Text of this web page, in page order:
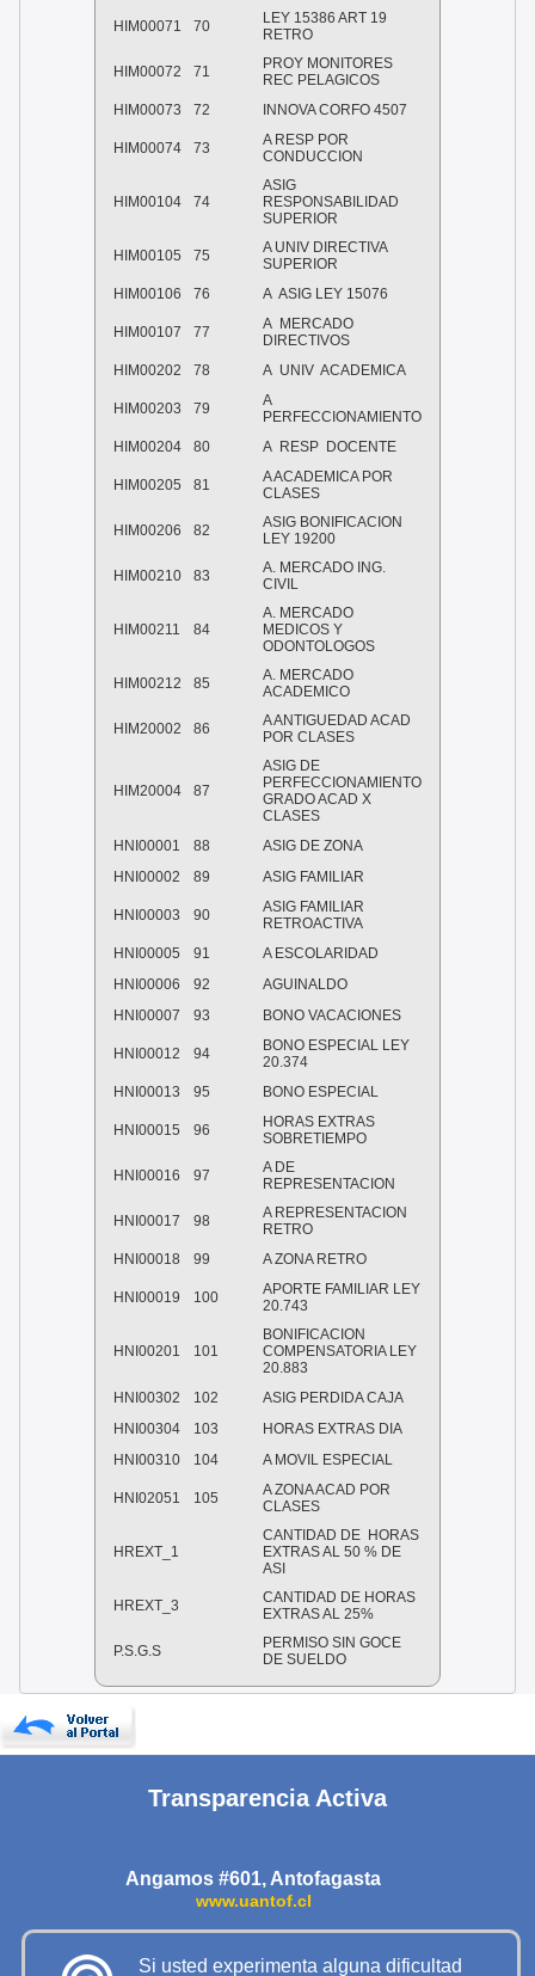
HIM00071 70
LEY 15386 ART 19
RETRO
HIM00072 71
PROY MONITORES
REC PELAGICOS
HIM00073
72 INNOVA CORFO 4507
HIM00074 73
A RESP POR
CONDUCCION
HIM00104 74
ASIG
RESPONSABILIDAD
SUPERIOR
HIM00105 75
A UNIV DIRECTIVA
SUPERIOR
HIM00106
76 A ASIG LEY 15076
HIM00107 77
A MERCADO
DIRECTIVOS
HIM00202
78 A UNIV ACADEMICA
HIM00203 79
A
PERFECCIONAMIENTO
HIM00204
80 A RESP DOCENTE
HIM00205 81
A ACADEMICA POR
CLASES
HIM00206 82
ASIG BONIFICACION
LEY 19200
HIM00210 83
A. MERCADO ING.
CIVIL
HIM00211 84
A. MERCADO
MEDICOS Y
ODONTOLOGOS
HIM00212 85
A. MERCADO
ACADEMICO
HIM20002 86
A ANTIGUEDAD ACAD
POR CLASES
HIM20004 87
ASIG DE
PERFECCIONAMIENTO
GRADO ACAD X
CLASES
HNI00001
88
ASIG DE ZONA
HNI00002
89 ASIG FAMILIAR
HNI00003 90
ASIG FAMILIAR
RETROACTIVA
HNI00005
91
A ESCOLARIDAD
HNI00006
92
AGUINALDO
HNI00007
93 BONO VACACIONES
HNI00012 94
BONO ESPECIAL LEY
20.374
HNI00013
95 BONO ESPECIAL
HNI00015 96
HORAS EXTRAS
SOBRETIEMPO
HNI00016 97
A DE
REPRESENTACION
HNI00017 98
A REPRESENTACION
RETRO
HNI00018
99 A ZONA RETRO
HNI00019 100
APORTE FAMILIAR LEY
20.743
HNI00201 101
BONIFICACION
COMPENSATORIA LEY
20.883
HNI00302
102
ASIG PERDIDA CAJA
HNI00304
103
HORAS EXTRAS DIA
HNI00310
104 A MOVIL ESPECIAL
HNI02051 105
A ZONA ACAD POR
CLASES
HREXT_1
CANTIDAD DE HORAS
EXTRAS AL 50 % DE
ASI
HREXT_3
CANTIDAD DE HORAS
EXTRAS AL 25%
P.S.G.S
PERMISO SIN GOCE
DE SUELDO
Transparencia Activa
Angamos #601, Antofagasta
www.uantof.cl
Si usted experimenta alguna dificultad